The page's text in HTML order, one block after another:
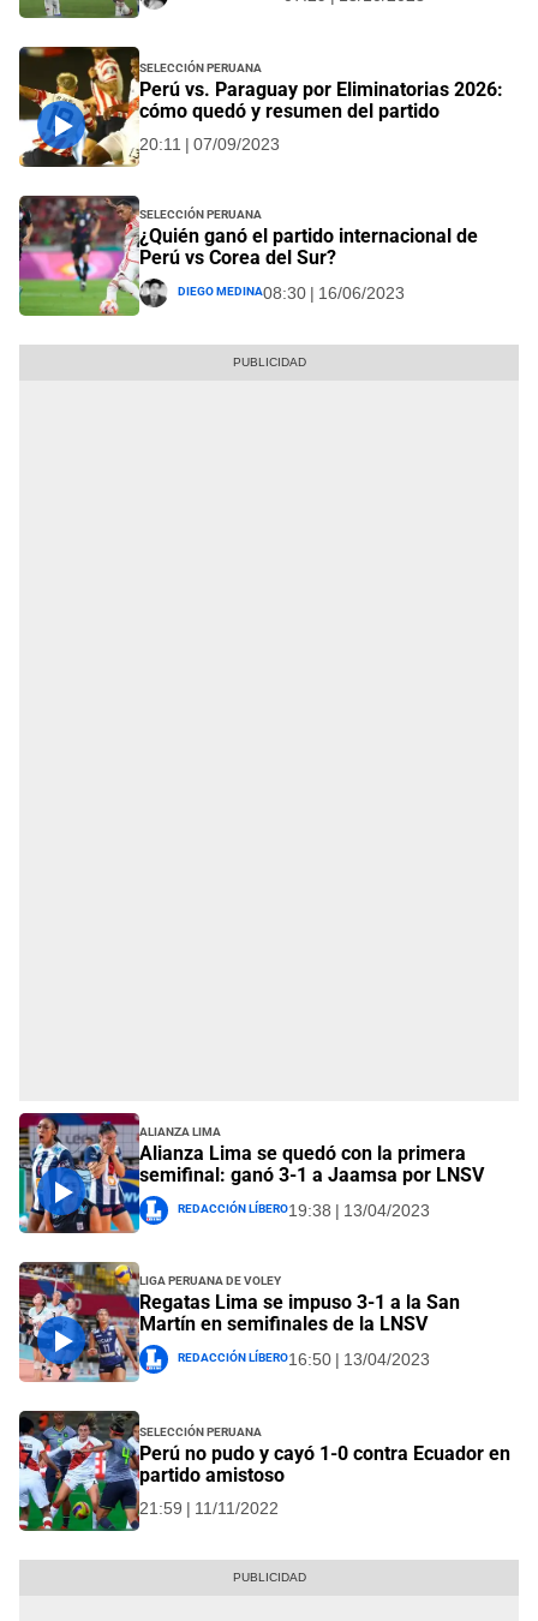
Selección Peruana
Perú vs. Paraguay por Eliminatorias 2026:
cómo quedó y resumen del partido
20:11 | 07/09/2023
Selección Peruana
¿Quién ganó el partido internacional de
Perú vs Corea del Sur?
Diego Medina08:30 | 16/06/2023
Alianza Lima
Alianza Lima se quedó con la primera
semifinal: ganó 3-1 a Jaamsa por LNSV
Redacción Líbero19:38 | 13/04/2023
Liga Peruana de Voley
Regatas Lima se impuso 3-1 a la San
Martín en semifinales de la LNSV
Redacción Líbero16:50 | 13/04/2023
Selección Peruana
Perú no pudo y cayó 1-0 contra Ecuador en
partido amistoso
21:59 | 11/11/2022